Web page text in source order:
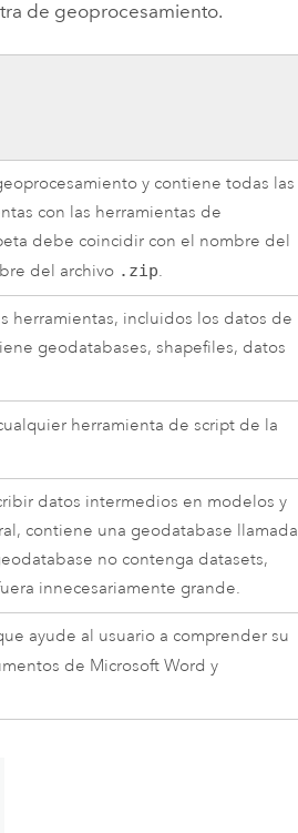
de geoprocesamiento.
y contiene todas las
con las herramientas de
debe coincidir con el nombre del
del archivo .zip.
herramientas, incluidos los datos de
geodatabases, shapefiles, datos
herramienta de script de la
datos intermedios en modelos y
contiene una geodatabase llamada
no contenga datasets,
innecesariamente grande.
ayude al usuario a comprender su
de Microsoft Word y